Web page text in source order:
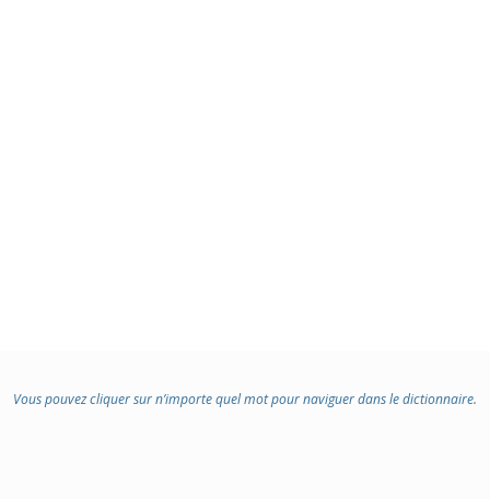
Vous pouvez cliquer sur n’importe quel mot pour naviguer dans le dictionnaire.